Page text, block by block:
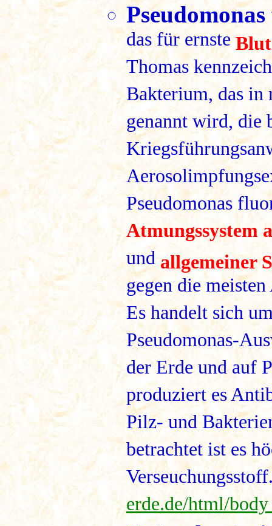
das für ernste
Thomas
Bakterium, das in
genannt wird, die
Pseudomonas
Atmungssystem
undallgemeiner
gegen die
Es handelt sich
Pseudomonas-
der Erde und auf
produziert es
Pilz- und
betrachtet ist es
erde.de/html/